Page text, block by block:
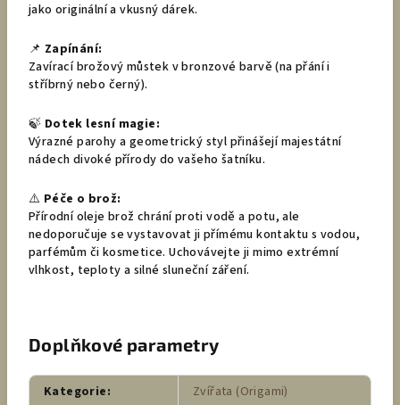
jako originální a vkusný dárek.
📌 Zapínání:
Zavírací brožový můstek v bronzové barvě (na přání i
stříbrný nebo černý).
🍃 Dotek lesní magie:
Výrazné parohy a geometrický styl přinášejí majestátní
nádech divoké přírody do vašeho šatníku.
⚠️ Péče o brož:
Přírodní oleje brož chrání proti vodě a potu, ale
nedoporučuje se vystavovat ji přímému kontaktu s vodou,
parfémům či kosmetice. Uchovávejte ji mimo extrémní
vlhkost, teploty a silné sluneční záření.
Doplňkové parametry
Kategorie:
Zvířata (Origami)